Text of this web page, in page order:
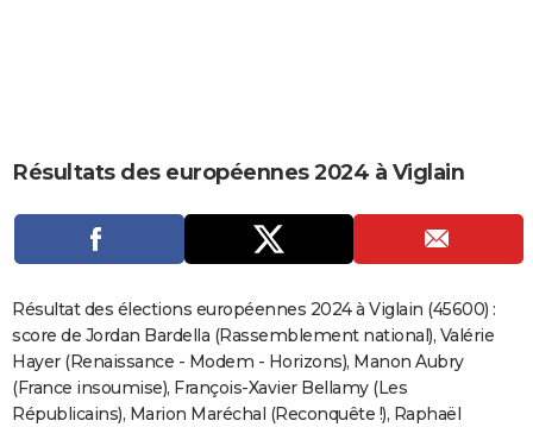
CARTE DE VOEUX
Carte de Noël
Carte Bonne année
Carte Saint-Valentin
Carte Pâques
Carte d'anniversaire
DICTIONNAIRE
Dictionnaire
Biographies
Citations
Expressions
Proverbes
PROGRAMME TV
COPAINS D'AVANT
S'inscrire
Se connecter
Lycées
Collèges
Primaires
Universités
Entreprises
Service militaire
Avis de recherche
AVIS DE DÉCÈS
FORUM
Résultats des européennes 2024 à Viglain
Résultat des élections européennes 2024 à Viglain (45600) :
score de Jordan Bardella (Rassemblement national), Valérie
Hayer (Renaissance - Modem - Horizons), Manon Aubry
(France insoumise), François-Xavier Bellamy (Les
Républicains), Marion Maréchal (Reconquête !), Raphaël